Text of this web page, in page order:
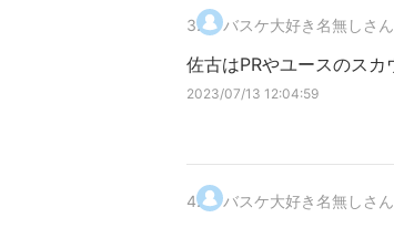
3. バスケ大好き名無しさん
佐古はPRやユースのス
2023/07/13 12:04:59
4. バスケ大好き名無しさん